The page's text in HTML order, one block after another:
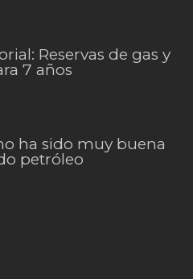
Reservas de gas y
7 años
ha sido muy buena
petróleo